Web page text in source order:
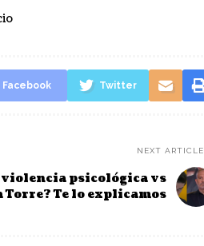
Facebook Twitter
NEXT ARTICLE
psicológica vs
Torre? Te lo explicamos